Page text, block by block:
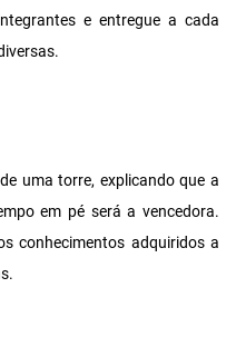
e entregue a cada
uma torre, explicando que a
em pé será a vencedora.
conhecimentos adquiridos a